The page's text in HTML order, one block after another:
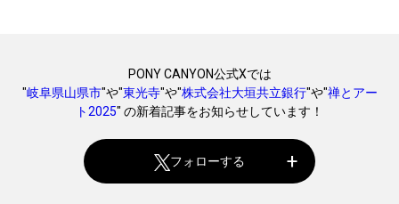
PONY CANYON公式Xでは
"岐阜県山県市"や"東光寺"や"株式会社大垣共立銀行"や"禅とアー
ト2025" の新着記事をお知らせしています！
フォローする